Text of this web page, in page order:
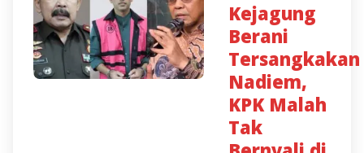
Kejagung
Berani
Tersangkakan
Nadiem,
KPK Malah
Tak